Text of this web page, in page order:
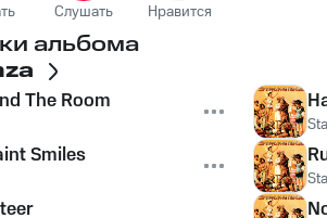
Слушать Нравится
альбома
The Room
Smiles